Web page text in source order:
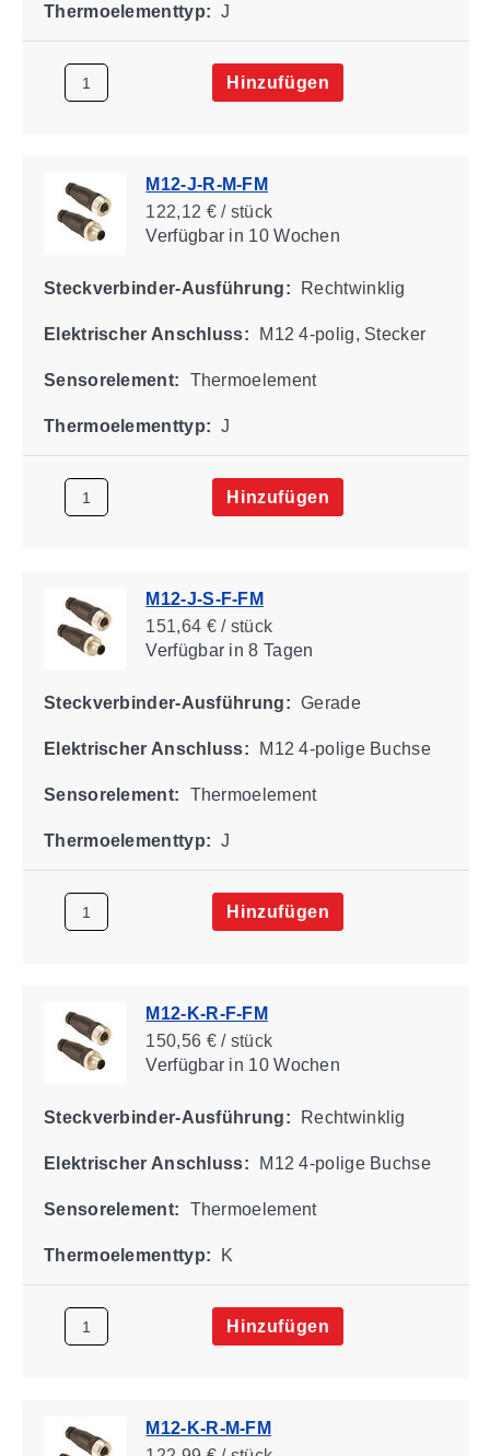
Thermoelementtyp: J
Hinzufügen
M12-J-R-M-FM
122,12 € / stück
Verfügbarin 10 Wochen
Steckverbinder-Ausführung: Rechtwinklig
Elektrischer Anschluss: M12 4-polig, Stecker
Sensorelement: Thermoelement
Thermoelementtyp: J
Hinzufügen
M12-J-S-F-FM
151,64 € / stück
Verfügbarin 8 Tagen
Steckverbinder-Ausführung: Gerade
Elektrischer Anschluss: M12 4-polige Buchse
Sensorelement: Thermoelement
Thermoelementtyp: J
Hinzufügen
M12-K-R-F-FM
150,56 € / stück
Verfügbarin 10 Wochen
Steckverbinder-Ausführung: Rechtwinklig
Elektrischer Anschluss: M12 4-polige Buchse
Sensorelement: Thermoelement
Thermoelementtyp: K
Hinzufügen
M12-K-R-M-FM